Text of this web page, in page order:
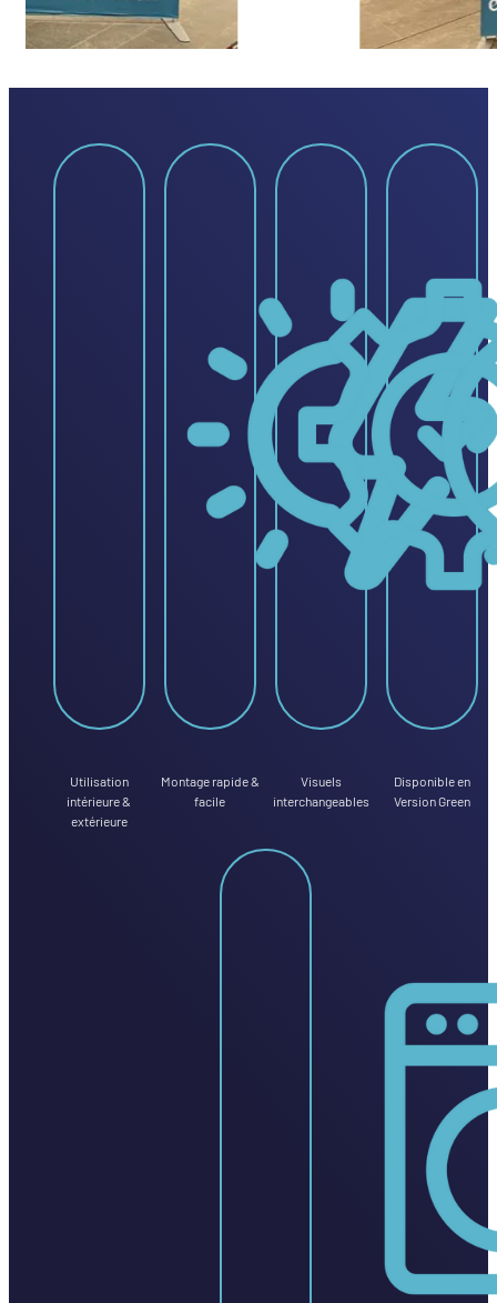
Utilisation
intérieure &
extérieure
Montage rapide &
facile
Visuels
interchangeables
Disponible en
Version Green